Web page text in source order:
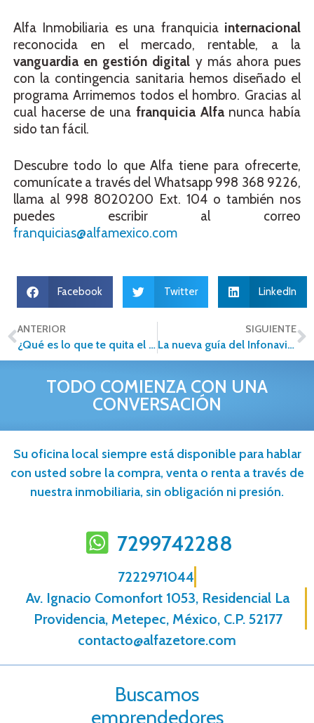
Alfa Inmobiliaria es una franquiciainternacional
reconocida en el mercado, rentable, a la
vanguardia en gestión digital y más ahora pues
con la contingencia sanitaria hemos diseñado el
programa Arrimemos todos el hombro. Gracias al
cual hacerse de una franquicia Alfanunca había
sido tan fácil.
Descubre todo lo que Alfa tiene para ofrecerte,
comunícate a través del Whatsapp 998 368 9226,
llama al 998 8020200 Ext. 104 o también nos
puedes escribir al correo
franquicias@alfamexico.com
Facebook Twitter LinkedIn
ANTERIOR
¿Qué es lo que te quita el sueño al momento de comprar un inmueble?
SIGUIENTE
La nueva guía del Infonavit para la autoconstrucción de vivienda
TODO COMIENZA CON UNA
CONVERSACIÓN
Su oficina local siempre está disponible para hablar
con usted sobre la compra, venta o renta a través de
nuestra inmobiliaria, sin obligación ni presión.
7299742288
7222971044
Av. Ignacio Comonfort 1053, Residencial La
Providencia, Metepec, México, C.P. 52177
contacto@alfazetore.com
Buscamos
emprendedores